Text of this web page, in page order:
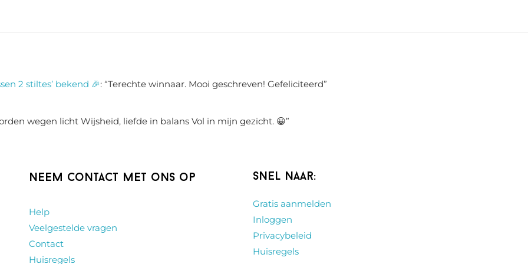
2 stiltes’ bekend 🎉: “Terechte winnaar. Mooi geschreven! Gefeliciteerd”
wegen licht Wijsheid, liefde in balans Vol in mijn gezicht. 😀”
Neem contact met ons op
Help
Veelgestelde vragen
Contact
Huisregels
Snel naar:
Gratis aanmelden
Inloggen
Privacybeleid
Huisregels